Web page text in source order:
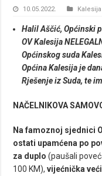
10.05.2022. Kalesija
Halil Aščić, Općinski
OV Kalesija
Općinskog suda
Općina Kalesija je
Rješenje iz Suda, te
NAČELNIKOVA
Na famoznoj sjednici
ostati upamćena po
za duplo (paušali
100 KM),vijećnička